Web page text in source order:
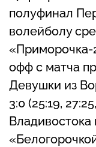
полуфинал
волейболу
«Приморочка-
офф с матча
Девушки из
3:0 (25:19,
Владивостока